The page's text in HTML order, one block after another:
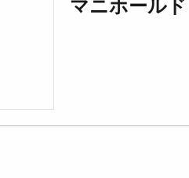
マニホール